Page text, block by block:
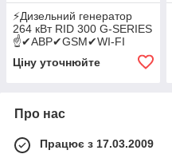
⚡️Дизельний генератор
264 кВт RID 300 G-SERIES
☝✔АВР✔GSM✔WI-FI
Ціну уточнюйте
Про нас
Працює з 17.03.2009